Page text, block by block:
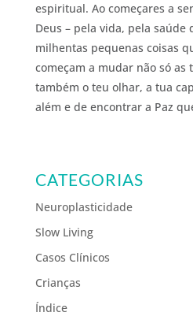
espiritual. Ao começares a
Deus – pela vida, pela saúde
milhentas pequenas coisas
começam a mudar não só as
também o teu olhar, a tua
além e de encontrar a Paz
CATEGORIAS
Neuroplasticidade
Slow Living
Casos Clínicos
Crianças
Índice